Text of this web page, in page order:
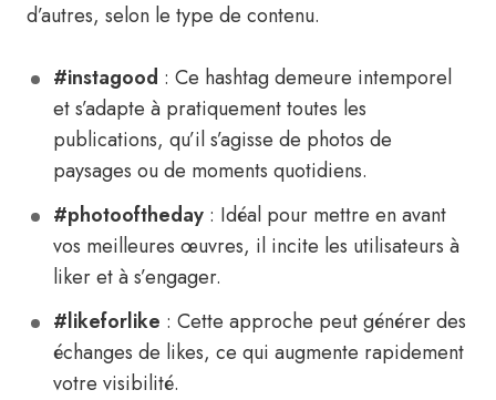
d’autres, selon le type de contenu.
#instagood : Ce hashtag demeure intemporel
et s’adapte à pratiquement toutes les
publications, qu’il s’agisse de photos de
paysages ou de moments quotidiens.
#photooftheday : Idéal pour mettre en avant
vos meilleures œuvres, il incite les utilisateurs à
liker et à s’engager.
#likeforlike : Cette approche peut générer des
échanges de likes, ce qui augmente rapidement
votre visibilité.